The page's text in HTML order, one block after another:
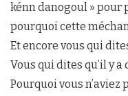
kénn danogoul » pour
pourquoi cette
Et encore vous qui
Vous qui dites qu’il y
Pourquoi vous